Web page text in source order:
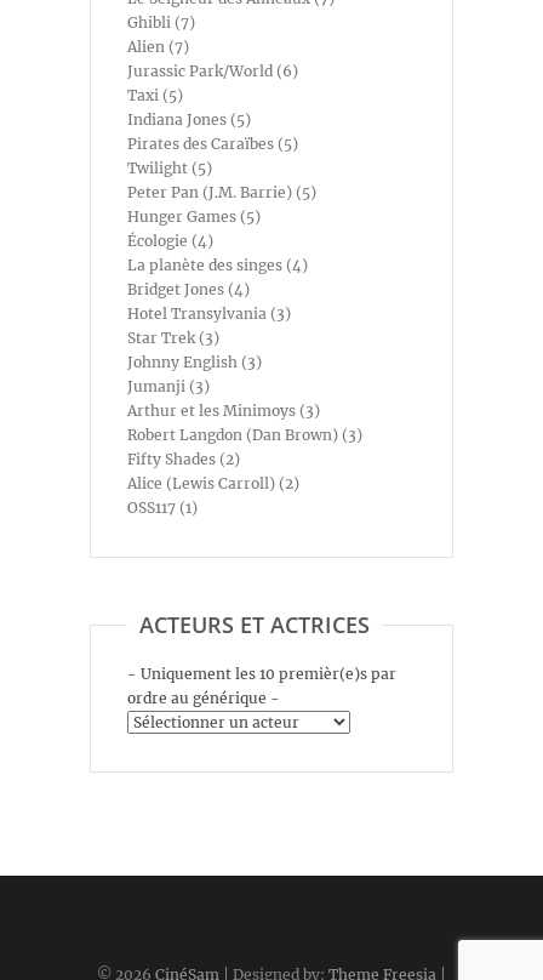
Ghibli (7)
Alien (7)
Jurassic Park/World (6)
Taxi (5)
Indiana Jones (5)
Pirates des Caraïbes (5)
Twilight (5)
Peter Pan (J.M. Barrie) (5)
Hunger Games (5)
Écologie (4)
La planète des singes (4)
Bridget Jones (4)
Hotel Transylvania (3)
Star Trek (3)
Johnny English (3)
Jumanji (3)
Arthur et les Minimoys (3)
Robert Langdon (Dan Brown) (3)
Fifty Shades (2)
Alice (Lewis Carroll) (2)
OSS117 (1)
ACTEURS ET ACTRICES
- Uniquement les 10 premièr(e)s par
ordre au générique -
© 2026 CinéSam | Designed by: Theme Freesia